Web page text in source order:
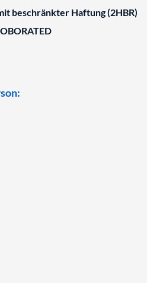
beschränkter Haftung (2HBR)